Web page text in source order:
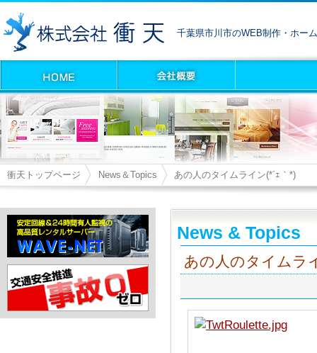
千葉県市川市のWEB制作・ホー
衝天トップページ News＆Topics あの人のタイムライン(*´ｪ｀*)
News & Topics
あの人のタイムラ